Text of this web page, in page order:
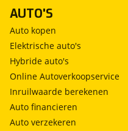
AUTO'S
Auto kopen
Elektrische auto's
Hybride auto's
Online Autoverkoopservice
Inruilwaarde berekenen
Auto financieren
Auto verzekeren